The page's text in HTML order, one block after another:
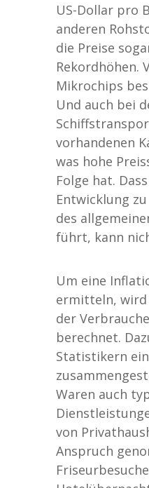
US-Dollar pro
anderen
die Preise
Rekordhöhen.
Mikrochips
Und auch bei
vorhandenen
was hohe
Folge hat.
Entwicklung
des
führt, kann
Um eine
ermitteln, wird
der
berechnet.
Statistikern
Waren auch
von
Anspruch